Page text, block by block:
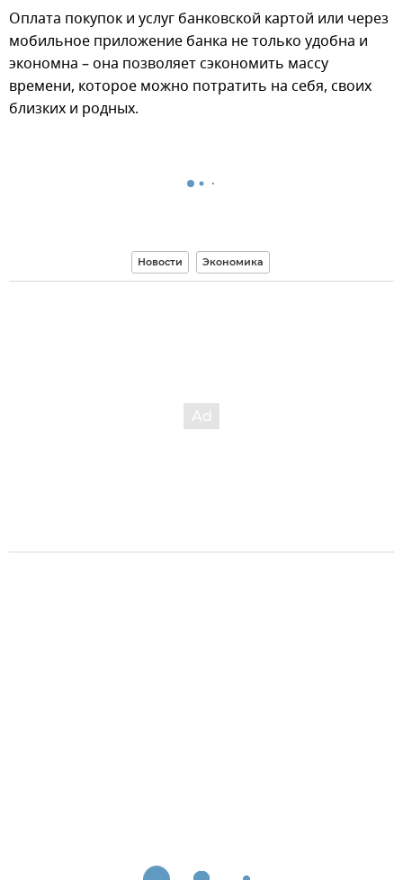
Оплата покупок и услуг банковской картой или через
мобильное приложение банка не только удобна и
экономна – она позволяет сэкономить массу
времени, которое можно потратить на себя, своих
близких и родных.
Новости Экономика